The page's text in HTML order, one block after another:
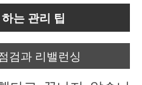
는 관리 팁
검과 리밸런싱